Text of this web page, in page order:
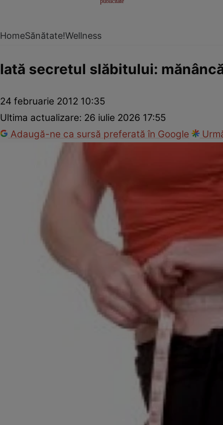
HomeSănătate!Wellness
Iată secretul slăbitului:
24 februarie 2012 10:35
Ultima actualizare: 26 iulie 2026 17:55
Adaugă-ne ca sursă preferată în Google